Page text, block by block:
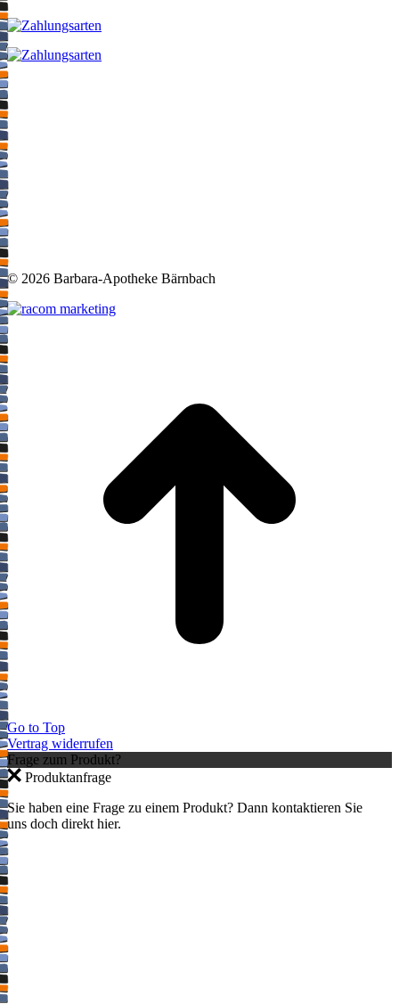
© 2026 Barbara-Apotheke Bärnbach
Go to Top
Vertrag widerrufen
Frage zum Produkt?
Produktanfrage
Sie haben eine Frage zu einem Produkt? Dann kontaktieren Sie
uns doch direkt hier.